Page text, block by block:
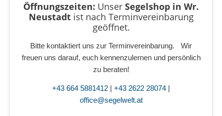
Öffnungszeiten: Unser Segelshop in Wr.
Neustadt ist nach Terminvereinbarung
geöffnet.
Bitte kontaktiert uns zur Terminvereinbarung. Wir
freuen uns darauf, euch kennenzulernen und persönlich
zu beraten!
+43 664 5881412 | +43 2622 28074 |
office@segelwelt.at